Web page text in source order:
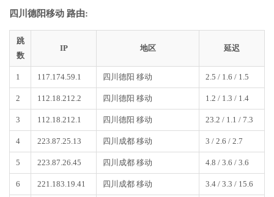
四川德阳移动 路由:
跳
数
IP 地区 延迟
1 117.174.59.1 四川德阳 移动 2.5 / 1.6 / 1.5
2 112.18.212.2 四川德阳 移动 1.2 / 1.3 / 1.4
3 112.18.212.1 四川德阳 移动 23.2 / 1.1 / 7.3
4 223.87.25.13 四川成都 移动 3 / 2.6 / 2.7
5 223.87.26.45 四川成都 移动 4.8 / 3.6 / 3.6
6 221.183.19.41 四川成都 移动 3.4 / 3.3 / 15.6